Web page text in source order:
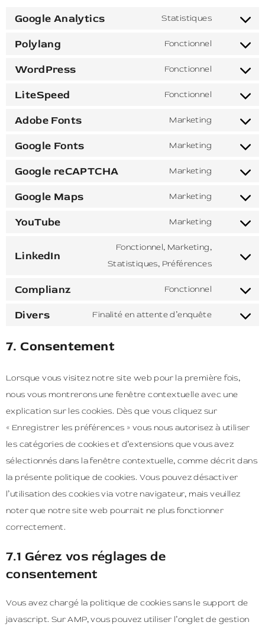
Google Analytics Statistiques
Polylang Fonctionnel
WordPress Fonctionnel
LiteSpeed Fonctionnel
Adobe Fonts Marketing
Google Fonts Marketing
Google reCAPTCHA Marketing
Google Maps Marketing
YouTube Marketing
LinkedIn
Fonctionnel, Marketing,
Statistiques, Préférences
Complianz Fonctionnel
Divers Finalité en attente d’enquête
7. Consentement
Lorsque vous visitez notre site web pour la première fois,
nous vous montrerons une fenêtre contextuelle avec une
explication sur les cookies. Dès que vous cliquez sur
« Enregistrer les préférences » vous nous autorisez à utiliser
les catégories de cookies et d’extensions que vous avez
sélectionnés dans la fenêtre contextuelle, comme décrit dans
la présente politique de cookies. Vous pouvez désactiver
l’utilisation des cookies via votre navigateur, mais veuillez
noter que notre site web pourrait ne plus fonctionner
correctement.
7.1 Gérez vos réglages de
consentement
Vous avez chargé la politique de cookies sans le support de
javascript. Sur AMP, vous pouvez utiliser l’onglet de gestion